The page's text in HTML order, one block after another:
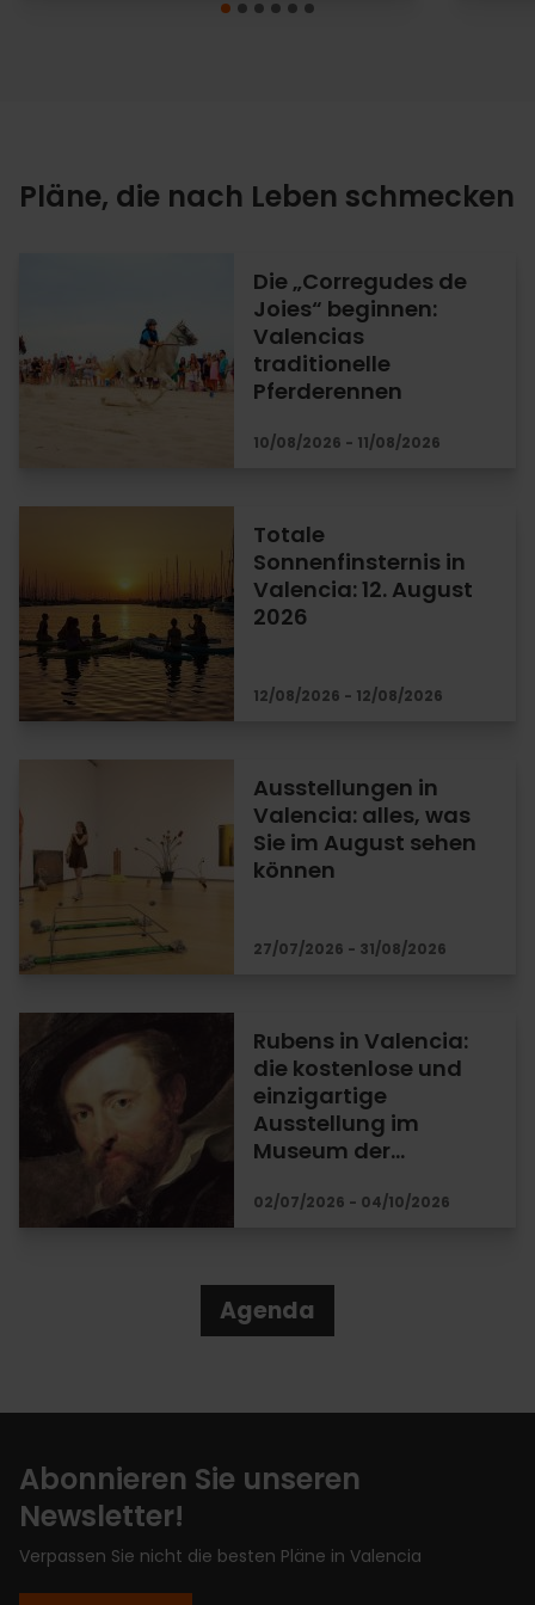
Pläne, die nach Leben schmecken
Die „Corregudes de
Joies“ beginnen:
Valencias
traditionelle
Pferderennen
10/08/2026 - 11/08/2026
Totale
Sonnenfinsternis in
Valencia: 12. August
2026
12/08/2026 - 12/08/2026
Ausstellungen in
Valencia: alles, was
Sie im August sehen
können
27/07/2026 - 31/08/2026
Rubens in Valencia:
die kostenlose und
einzigartige
Ausstellung im
Museum der…
02/07/2026 - 04/10/2026
Agenda
Abonnieren Sie unseren
Newsletter!
Verpassen Sie nicht die besten Pläne in Valencia